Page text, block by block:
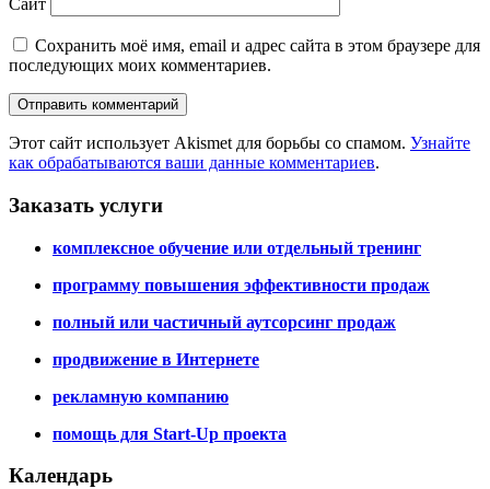
Сайт
Сохранить моё имя, email и адрес сайта в этом браузере для
последующих моих комментариев.
Этот сайт использует Akismet для борьбы со спамом. Узнайте
как обрабатываются ваши данные комментариев.
Заказать услуги
комплексное обучение или отдельный тренинг
программу повышения эффективности продаж
полный или частичный аутсорсинг продаж
продвижение в Интернете
рекламную компанию
помощь для Start-Up проекта
Календарь